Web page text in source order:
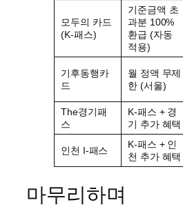
모두의 카드
(K-패스)
기준금액 초
과분 100%
환급 (자동
적용)
기후동행카
드
월 정액 무제
한 (서울)
The경기패
스
K-패스 + 경
기 추가 혜택
인천 I-패스
K-패스 + 인
천 추가 혜택
마무리하며